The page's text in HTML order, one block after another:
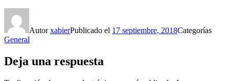
AutorxabierPublicado el 17 septiembre, 2018Categorías
General
Deja una respuesta